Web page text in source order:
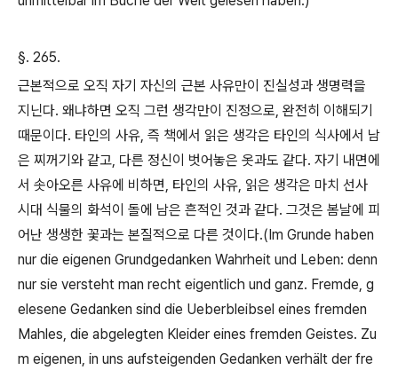
§. 265.
근본적으로 오직 자기 자신의 근본 사유만이 진실성과 생명력을
지닌다. 왜냐하면 오직 그런 생각만이 진정으로, 완전히 이해되기
때문이다. 타인의 사유, 즉 책에서 읽은 생각은 타인의 식사에서 남
은 찌꺼기와 같고, 다른 정신이 벗어놓은 옷과도 같다. 자기 내면에
서 솟아오른 사유에 비하면, 타인의 사유, 읽은 생각은 마치 선사
시대 식물의 화석이 돌에 남은 흔적인 것과 같다. 그것은 봄날에 피
어난 생생한 꽃과는 본질적으로 다른 것이다.(Im Grunde haben
nur die eigenen Grundgedanken Wahrheit und Leben: denn
nur sie versteht man recht eigentlich und ganz. Fremde, g
elesene Gedanken sind die Ueberbleibsel eines fremden
Mahles, die abgelegten Kleider eines fremden Geistes. Zu
m eigenen, in uns aufsteigenden Gedanken verhält der fre